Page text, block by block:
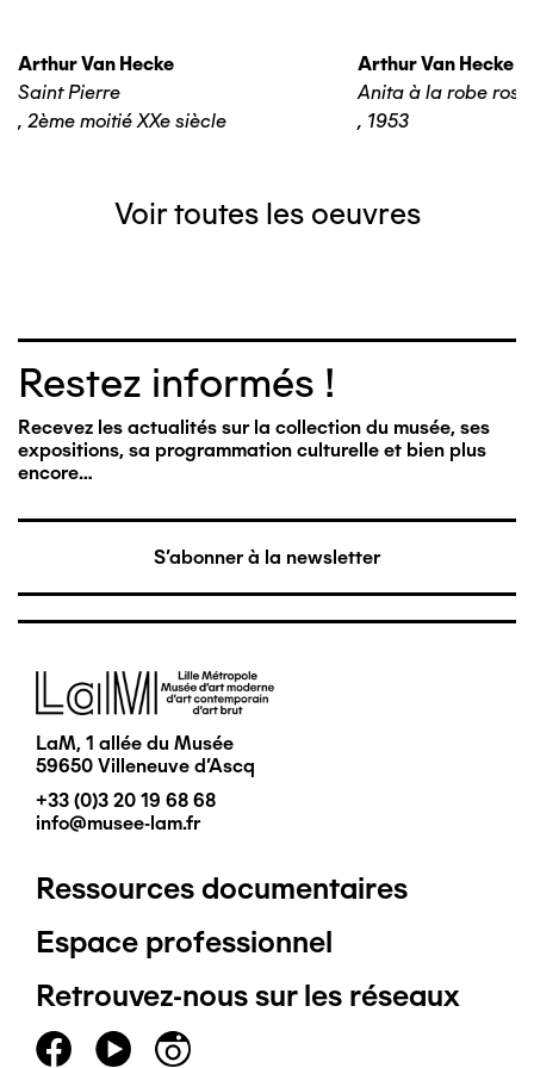
Arthur Van Hecke
Saint Pierre
, 2ème moitié XXe siècle
Arthur Van Hecke
Anita à la robe rose
, 1953
Voir toutes les oeuvres
Restez informés !
Recevez les actualités sur la collection du musée, ses
expositions, sa programmation culturelle et bien plus
encore…
S'abonner à la newsletter
Image
LaM, 1 allée du Musée
59650 Villeneuve d'Ascq
+33 (0)3 20 19 68 68
info@musee-lam.fr
Pied
de
page
Ressources documentaires
Espace professionnel
Retrouvez-nous sur les réseaux